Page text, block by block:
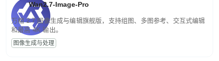
Wan2.7-Image-Pro
万相 2.7 图像生成与编辑旗舰版，支持组图、多图参考、交互式编辑
和最高 4K 输出。
图像生成与处理